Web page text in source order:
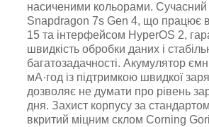
насиченими кольорами. Сучасний
Snapdragon 7s Gen 4, що працює в
15 та інтерфейсом HyperOS 2,
швидкість обробки даних і
багатозадачності. Акумулятор
мА·год із підтримкою швидкої
дозволяє не думати про рівень
дня. Захист корпусу за
вкритий міцним склом Corning